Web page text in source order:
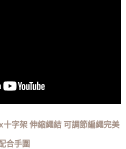
字架 伸縮繩結 可調節編繩完美
合手圍